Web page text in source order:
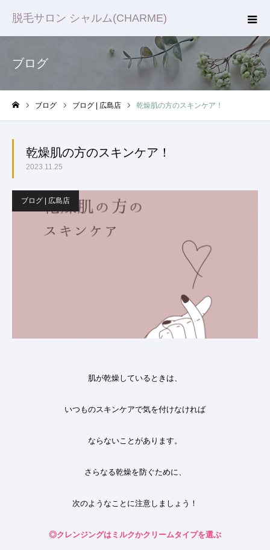
脱毛サロン シャルム(CHARME)
ブログ
ブログ ブログ | 広島店 乾燥肌の方のスキンケア！
乾燥肌の方のスキンケア！
2023.11.25
ブログ | 広島店
肌が乾燥しているときは、
いつものスキンケアで気を付けなければ
ならないことがあります。
さらなる乾燥を防ぐために、
次のようなことに注意しましょう ！
◎クレンジングはミルクかクリームタイプを選ぶ